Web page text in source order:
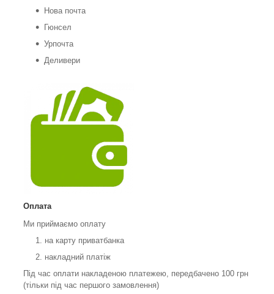
Нова почта
Гюнсел
Урпочта
Деливери
Оплата
Ми приймаємо оплату
на карту приватбанка
накладний платіж
Під час оплати накладеною платежею, передбачено 100 грн
(тільки під час першого замовлення)